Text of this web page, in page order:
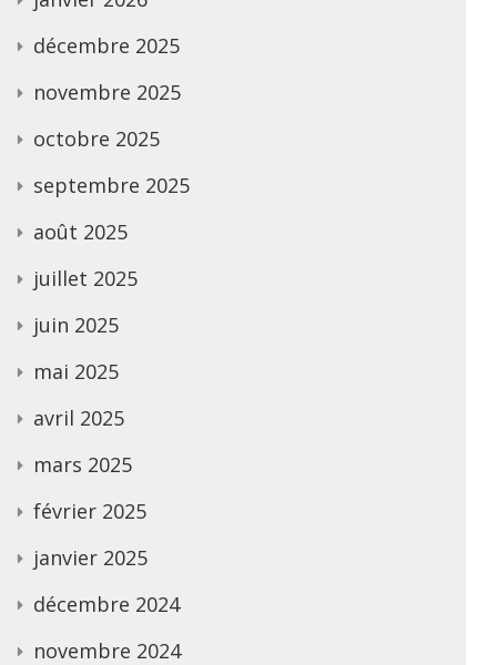
décembre 2025
novembre 2025
octobre 2025
septembre 2025
août 2025
juillet 2025
juin 2025
mai 2025
avril 2025
mars 2025
février 2025
janvier 2025
décembre 2024
novembre 2024